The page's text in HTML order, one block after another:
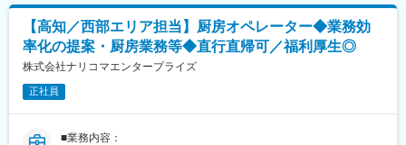
・中途入社5年目30代／年収1,100万円
・中途入社8年目30代／年収1,500万円
■会社概要
・電子カルテ、AI音声認識、訪問歯科支援まで、歯科DXを総合的
に支援。
ています。
【業務詳細】
（1）メンテナンス契約を締結していただいているお客様に定期的
に伺って機械の状態を確認調整する業務
（2）メンテナンス契約の有無に関わらず全ての機械トラブルに対
する緊急対応
（3）新しい機械を導入する際の導入設置作業
（4）メンテナンスに関する書類作成（保守契約更新、修理履歴・
機器状態報告書など）
【高知／西部エリア担当】厨房オペレーター◆業務効
率化の提案・厨房業務等◆直行直帰可／福利厚生◎
株式会社ナリコマエンタープライズ
正社員
■業務内容：